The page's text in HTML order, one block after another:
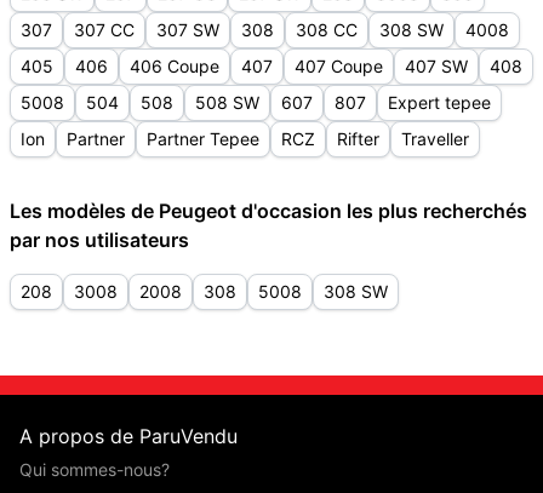
307
307 CC 307 SW 308 308 CC 308 SW
4008
405
406 406 Coupe 407 407 Coupe 407 SW
408
5008
504 508 508 SW 607 807
Expert tepee
Ion
Partner Partner Tepee RCZ Rifter Traveller
Les modèles de Peugeot d'occasion les plus recherchés
par nos utilisateurs
208 3008 2008 308 5008 308 SW
A propos de ParuVendu
Qui sommes-nous?